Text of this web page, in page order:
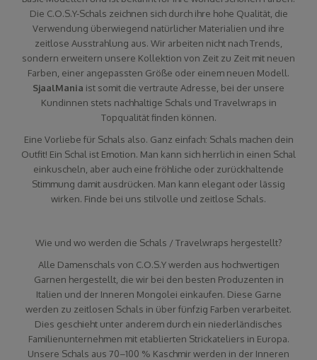
Die C.O.S.Y-Schals zeichnen sich durch ihre hohe Qualität, die
Verwendung überwiegend natürlicher Materialien und ihre
zeitlose Ausstrahlung aus. Wir arbeiten nicht nach Trends,
sondern erweitern unsere Kollektion von Zeit zu Zeit mit neuen
Farben, einer angepassten Größe oder einem neuen Modell.
SjaalMania ist somit die vertraute Adresse, bei der unsere
Kundinnen stets nachhaltige Schals und Travelwraps in
Topqualität finden können.
Eine Vorliebe für Schals also. Ganz einfach: Schals machen dein
Outfit! Ein Schal ist Emotion. Man kann sich herrlich in einen Schal
einkuscheln, aber auch eine fröhliche oder zurückhaltende
Stimmung damit ausdrücken. Man kann elegant oder lässig
wirken. Finde bei uns stilvolle und zeitlose Schals.
Wie und wo werden die Schals / Travelwraps hergestellt?
Alle Damenschals von C.O.S.Y werden aus hochwertigen
Garnen hergestellt, die wir bei den besten Produzenten in
Italien und der Inneren Mongolei einkaufen. Diese Garne
werden zu zeitlosen Schals in über fünfzig Farben verarbeitet.
Dies geschieht unter anderem durch ein niederländisches
Familienunternehmen mit etablierten Strickateliers in Europa.
Unsere Schals aus 70–100 % Kaschmir werden in der Inneren